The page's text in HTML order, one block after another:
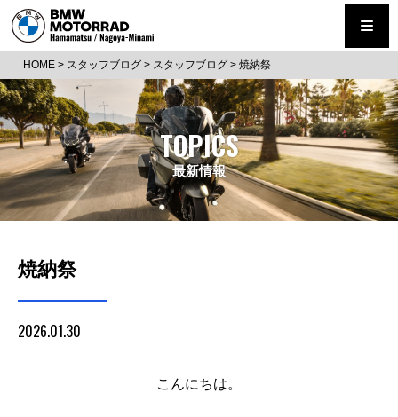
HOME > スタッフブログ > スタッフブログ > 焼納祭
TOPICS
最新情報
焼納祭
2026.01.30
こんにちは。